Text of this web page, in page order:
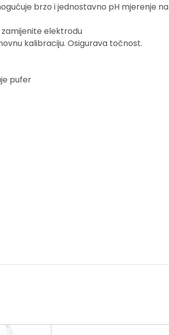
brzo i jednostavno pH mjerenje
zamijenite elektrodu
kalibraciju. Osigurava točnost.
pufer